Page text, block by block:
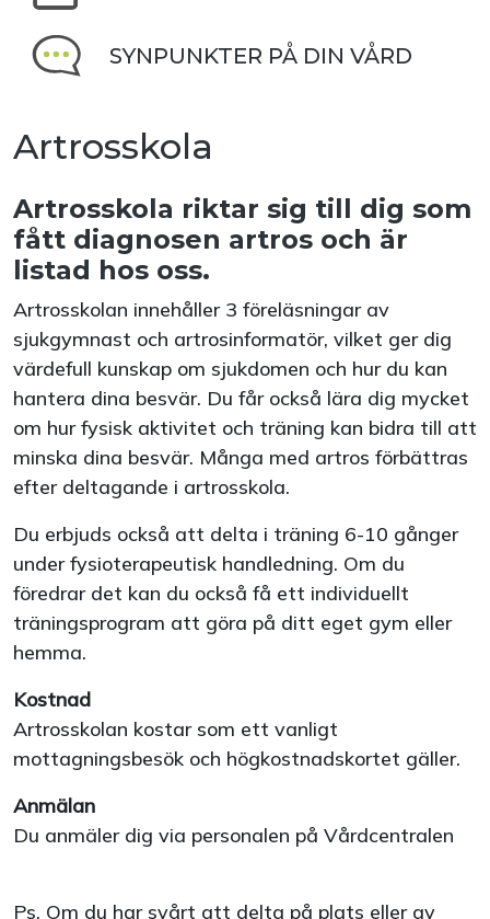
SYNPUNKTER PÅ DIN VÅRD
Artrosskola
Artrosskola riktar sig till dig som
fått diagnosen artros och är
listad hos oss.
Artrosskolan innehåller 3 föreläsningar av
sjukgymnast och artrosinformatör, vilket ger dig
värdefull kunskap om sjukdomen och hur du kan
hantera dina besvär. Du får också lära dig mycket
om hur fysisk aktivitet och träning kan bidra till att
minska dina besvär. Många med artros förbättras
efter deltagande i artrosskola.
Du erbjuds också att delta i träning 6-10 gånger
under fysioterapeutisk handledning. Om du
föredrar det kan du också få ett individuellt
träningsprogram att göra på ditt eget gym eller
hemma.
Kostnad
Artrosskolan kostar som ett vanligt
mottagningsbesök och högkostnadskortet gäller.
Anmälan
Du anmäler dig via personalen på Vårdcentralen
Ps. Om du har svårt att delta på plats eller av